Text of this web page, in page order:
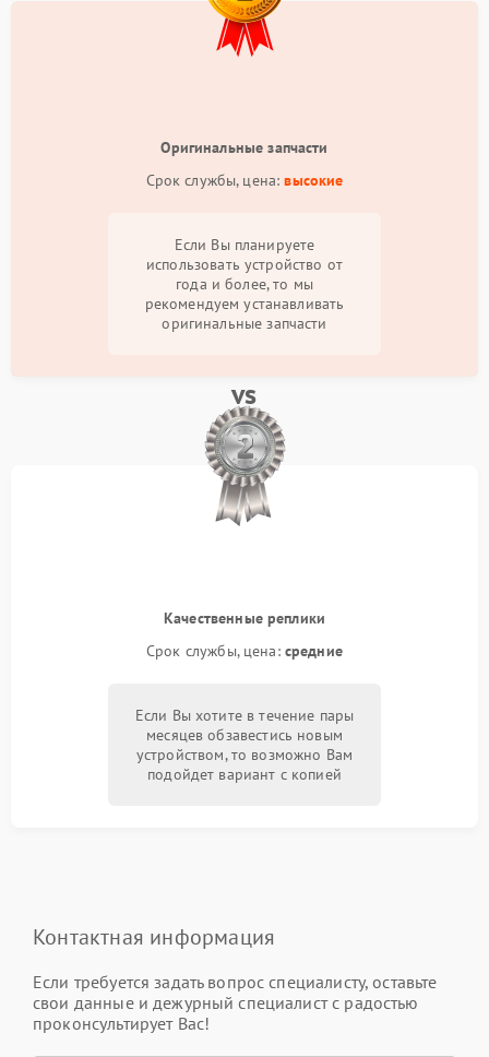
Оригинальные запчасти
Срок службы, цена:высокие
Если Вы планируете
использовать устройство от
года и более, то мы
рекомендуем устанавливать
оригинальные запчасти
vs
Качественные реплики
Срок службы, цена: средние
Если Вы хотите в течение пары
месяцев обзавестись новым
устройством, то возможно Вам
подойдет вариант с копией
Контактная информация
Если требуется задать вопрос специалисту, оставьте
свои данные и дежурный специалист с радостью
проконсультирует Вас!